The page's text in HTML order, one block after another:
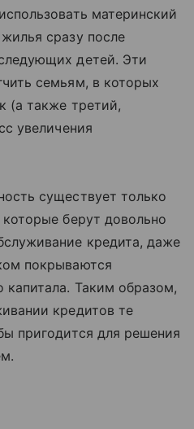
материнский
сразу после
детей. Эти
семьям, в которых
(а также третий,
увеличения
существует только
берут довольно
кредита, даже
покрываются
Таким образом,
кредитов те
пригодится для решения